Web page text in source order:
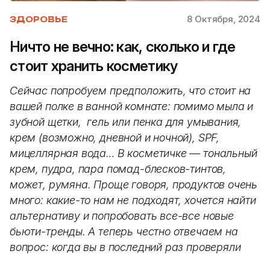
ЗДОРОВЬЕ 8 Октября, 2024
Ничто не вечно: как, сколько и где
стоит хранить косметику
Сейчас попробуем предположить, что стоит на
вашей полке в ванной комнате: помимо мыла и
зубной щетки, гель или пенка для умывания,
крем (возможно, дневной и ночной), SPF,
мицеллярная вода… В косметичке — тональный
крем, пудра, пара помад-блесков-тинтов,
может, румяна. Проще говоря, продуктов очень
много: какие-то нам не подходят, хочется найти
альтернативу и попробовать все-все новые
бьюти-тренды. А теперь честно отвечаем на
вопрос: когда вы в последний раз проверяли